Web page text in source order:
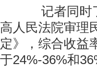
记者同时了
高人民法院审理
定》，综合收益
于24%-36%和